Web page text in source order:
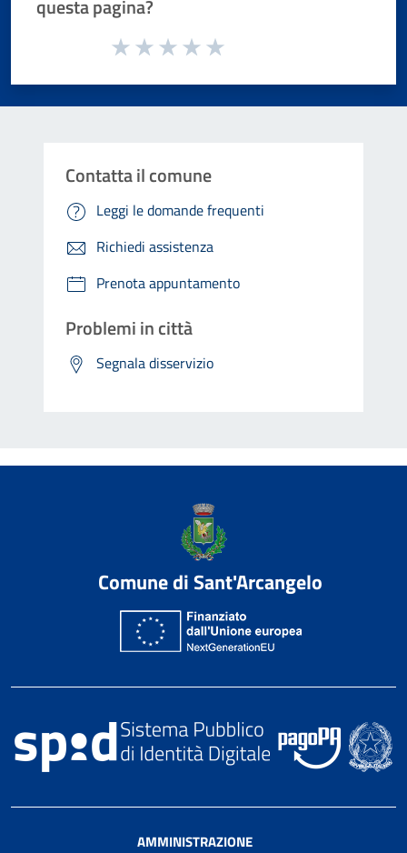
questa pagina?
Valuta da 1 a 5 stelle la pagina
Contatta il comune
Leggi le domande frequenti
Richiedi assistenza
Prenota appuntamento
Problemi in città
Segnala disservizio
Comune di Sant'Arcangelo
AMMINISTRAZIONE